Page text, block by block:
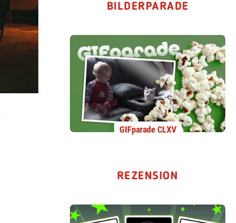
BILDERPARADE
GIFparade CLXV
REZENSION